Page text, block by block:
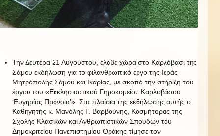
Την Δευτέρα 21 Αυγούστου, έλαβε χώρα στο Καρλόβασι της
Σάμου εκδήλωση για το φιλανθρωπικό έργο της Ιεράς
Μητρόπολης Σάμου και Ικαρίας, με σκοπό την στήριξη του
έργου του «Εκκλησιαστικού Γηροκομείου Καρλοβάσου
‘Ευγηρίας Πρόνοια’». Στα πλαίσια της εκδήλωσης αυτής ο
Καθηγητής κ. Μανόλης Γ. Βαρβούνης, Κοσμήτορας της
Σχολής Κλασικών και Ανθρωπιστικών Σπουδών του
Δημοκριτείου Πανεπιστημίου Θράκης τίμησε τον